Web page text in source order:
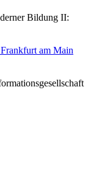
Bildung II:
am Main